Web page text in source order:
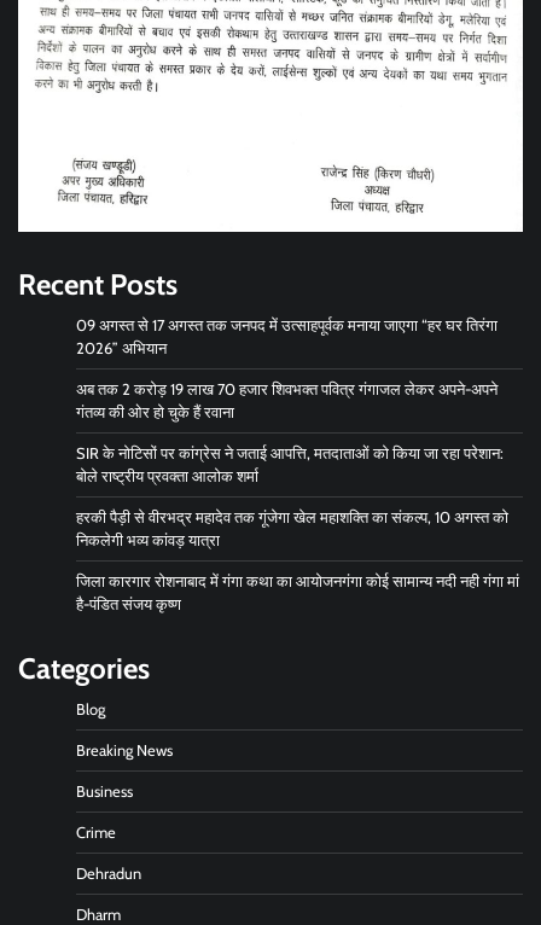
Recent Posts
09 अगस्त से 17 अगस्त तक जनपद में उत्साहपूर्वक मनाया जाएगा “हर घर तिरंगा
2026” अभियान
अब तक 2 करोड़ 19 लाख 70 हजार शिवभक्त पवित्र गंगाजल लेकर अपने-अपने
गंतव्य की ओर हो चुके हैं रवाना
SIR के नोटिसों पर कांग्रेस ने जताई आपत्ति, मतदाताओं को किया जा रहा परेशान:
बोले राष्ट्रीय प्रवक्ता आलोक शर्मा
हरकी पैड़ी से वीरभद्र महादेव तक गूंजेगा खेल महाशक्ति का संकल्प, 10 अगस्त को
निकलेगी भव्य कांवड़ यात्रा
जिला कारगार रोशनाबाद में गंगा कथा का आयोजनगंगा कोई सामान्य नदी नही गंगा मां
है-पंडित संजय कृष्ण
Categories
Blog
Breaking News
Business
Crime
Dehradun
Dharm